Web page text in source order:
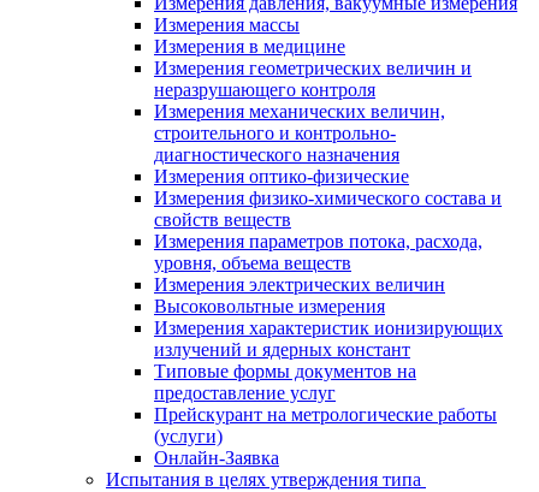
Измерения массы
Измерения в медицине
Измерения геометрических величин и
неразрушающего контроля
Измерения механических величин,
строительного и контрольно-
диагностического назначения
Измерения оптико-физические
Измерения физико-химического состава и
свойств веществ
Измерения параметров потока, расхода,
уровня, объема веществ
Измерения электрических величин
Высоковольтные измерения
Измерения характеристик ионизирующих
излучений и ядерных констант
Типовые формы документов на
предоставление услуг
Прейскурант на метрологические работы
(услуги)
Онлайн-Заявка
Испытания в целях утверждения типа